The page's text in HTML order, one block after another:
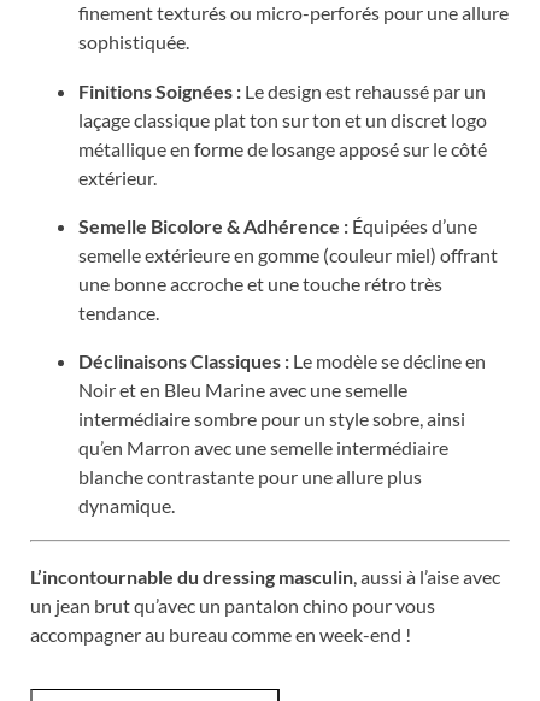
finement texturés ou micro-perforés pour une allure
sophistiquée.
Finitions Soignées : Le design est rehaussé par un
laçage classique plat ton sur ton et un discret logo
métallique en forme de losange apposé sur le côté
extérieur.
Semelle Bicolore & Adhérence : Équipées d’une
semelle extérieure en gomme (couleur miel) offrant
une bonne accroche et une touche rétro très
tendance.
Déclinaisons Classiques : Le modèle se décline en
Noir et en Bleu Marine avec une semelle
intermédiaire sombre pour un style sobre, ainsi
qu’en Marron avec une semelle intermédiaire
blanche contrastante pour une allure plus
dynamique.
L’incontournable du dressing masculin , aussi à l’aise avec
un jean brut qu’avec un pantalon chino pour vous
accompagner au bureau comme en week-end !